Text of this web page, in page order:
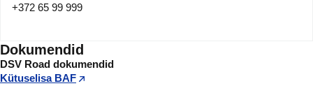
+372 65 99 999
Dokumendid
DSV Road dokumendid
Kütuselisa BAF